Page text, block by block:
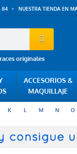
84 NUESTRA TIENDA EN
originales
ACCESORIOS &
MAQUILLAJE
K L M N O